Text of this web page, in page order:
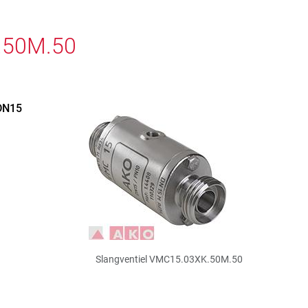
Slangventiel VMC15.03XK.50M.50